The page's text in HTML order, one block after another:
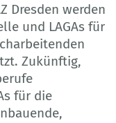
Dresden werden
und LAGAs für
Zukünftig,
für die